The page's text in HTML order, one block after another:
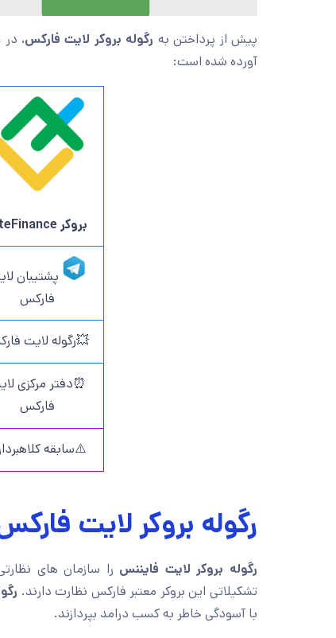
پیش از پرداختن به رگوله بروکر لایت فارکس،
آورده شده است:
بروکر LiteFinance
پشتیبان
فارکس
💥رگوله لایت
⏰دفتر مرکزی
فارکس
⚠️سابقه
رگوله بروکر لایت
رگوله بروکر لایت فایننس را سازمان های
تشکیلاتی این بروکر معتبر فارکس نظارت دارند.
با آسودگی خاطر به کسب درامد بپردازند.